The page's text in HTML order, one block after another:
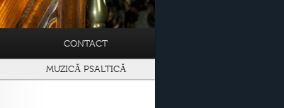
CONTACT
MUZICĂ PSALTICĂ